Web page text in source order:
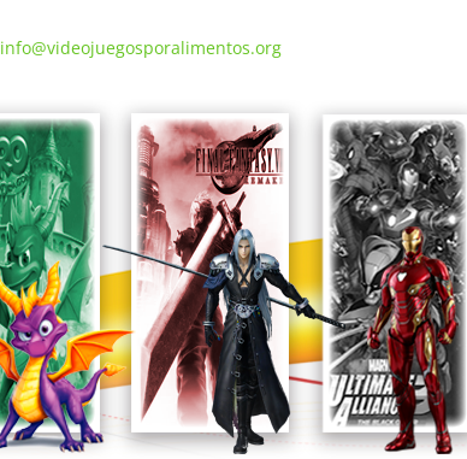
info@videojuegosporalimentos.org